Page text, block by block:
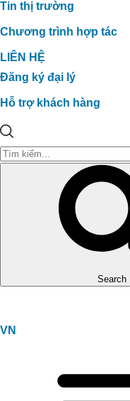
Tin thị trường
Chương trình hợp tác
LIÊN HỆ
Đăng ký đại lý
Hỗ trợ khách hàng
Search
VN